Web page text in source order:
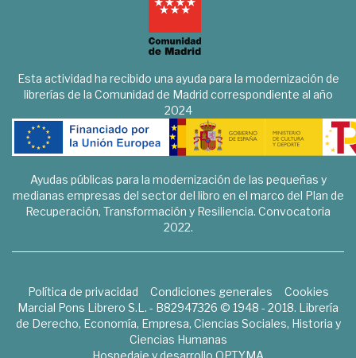
Esta actividad ha recibido una ayuda para la modernización de
librerías de la Comunidad de Madrid correspondiente al año
2024
Ayudas públicas para la modernización de las pequeñas y
medianas empresas del sector del libro en el marco del Plan de
Recuperación, Transformación y Resiliencia. Convocatoria
2022.
Política de privacidad Condiciones generales
Cookies
Marcial Pons Librero S.L. - B82947326 © 1948 - 2018. Librería
de Derecho, Economía, Empresa, Ciencias Sociales, Historia y
Ciencias Humanas
Hospedaje y desarrollo OPTYMA